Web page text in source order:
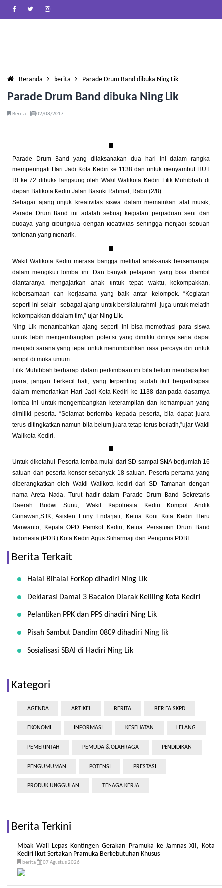
Beranda berita Parade Drum Band dibuka Ning Lik
Parade Drum Band dibuka Ning Lik
Berita | 02/08/2017
Parade Drum Band yang dilaksanakan dua hari ini dalam rangka
memperingati Hari Jadi Kota Kediri ke 1138 dan untuk menyambut HUT
RI ke 72 dibuka langsung oleh Wakil Walikota Kediri Lilik Muhibbah di
depan Balikota Kediri Jalan Basuki Rahmat, Rabu (2/8).
Sebagai ajang unjuk kreativitas siswa dalam memainkan alat musik,
Parade Drum Band ini adalah sebuaj kegiatan perpaduan seni dan
budaya yang dibungkua dengan kreativitas sehingga menjadi sebuah
tontonan yang menarik.
Wakil Walikota Kediri merasa bangga melihat anak-anak bersemangat
dalam mengikuti lomba ini. Dan banyak pelajaran yang bisa diambil
diantaranya mengajarkan anak untuk tepat waktu, kekompakkan,
kebersamaan dan kerjasama yang baik antar kelompok. “Kegiatan
seperti ini selain sebagai ajang untuk bersilaturahmi juga untuk melatih
kekompakkan didalam tim,” ujar Ning Lik.
Ning Lik menambahkan ajang seperti ini bisa memotivasi para siswa
untuk lebih mengembangkan potensi yang dimiliki dirinya serta dapat
menjadi sarana yang tepat untuk menumbuhkan rasa percaya diri untuk
tampil di muka umum.
Lilik Muhibbah berharap dalam perlombaan ini bila belum mendapatkan
juara, jangan berkecil hati, yang terpenting sudah ikut berpartisipasi
dalam memeriahkan Hari Jadi Kota Kediri ke 1138 dan pada dasarnya
lomba ini untuk mengembangkan keterampilan dan kemampuan yang
dimiliki peserta. “Selamat berlomba kepada peserta, bila dapat juara
terus ditingkatkan namun bila belum juara tetap terus berlatih,”ujar Wakil
Walikota Kediri.
Untuk diketahui, Peserta lomba mulai dari SD sampai SMA berjumlah 16
satuan dan peserta konser sebanyak 18 satuan. Peserta pertama yang
diberangkatkan oleh Wakil Walikota kediri dari SD Tamanan dengan
nama Areta Nada. Turut hadir dalam Parade Drum Band Sekretaris
Daerah Budwi Sunu, Wakil Kapolresta Kediri Kompol Andik
Gunawan,S.IK, Asisten Enny Endarjati, Ketua Koni Kota Kediri Heru
Marwanto, Kepala OPD Pemkot Kediri, Ketua Persatuan Drum Band
Indonesia (PDBI) Kota Kediri Agus Suharmaji dan Pengurus PDBI.
Berita Terkait
Halal Bihalal ForKop dihadiri Ning Lik
Deklarasi Damai 3 Bacalon Diarak Keliling Kota Kediri
Pelantikan PPK dan PPS dihadiri Ning Lik
Pisah Sambut Dandim 0809 dihadiri Ning lik
Sosialisasi SBAI di Hadiri Ning Lik
Kategori
AGENDA ARTIKEL BERITA BERITA SKPD
EKONOMI INFORMASI KESEHATAN LELANG
PEMERINTAH PEMUDA & OLAHRAGA PENDIDIKAN
PENGUMUMAN POTENSI PRESTASI
PRODUK UNGGULAN TENAGA KERJA
Berita Terkini
Mbak Wali Lepas Kontingen Gerakan Pramuka ke Jamnas XII, Kota
Kediri Ikut Sertakan Pramuka Berkebutuhan Khusus
berita 07 Agustus 2026